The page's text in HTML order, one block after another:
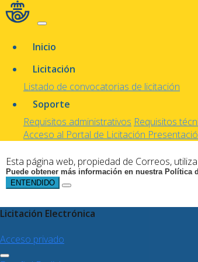
Inicio
Licitación
Listado de convocatorias de licitación
Soporte
Requisitos administrativos Requisitos
Acceso al Portal de Licitación
Esta página web, propiedad de Correos,
Puede obtener más información en nuestra Política
ENTENDIDO
Licitación Electrónica
Acceso privado